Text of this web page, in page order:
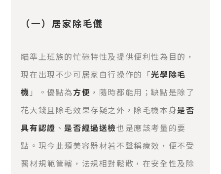
（一）居家除毛儀
瞄準上班族的忙碌特性及提供便利性為目的，
現在出現不少可居家自行操作的「光學除毛
機 」。優點為方便 ，隨時都能用；缺點是除了
花大錢且除毛效果存疑之外，除毛機本身是否
具有認證 、是否經過送檢也是應該考量的要
點。現今此類美容器材若不聲稱療效，便不受
醫材規範管轄，法規相對鬆散，在安全性及除